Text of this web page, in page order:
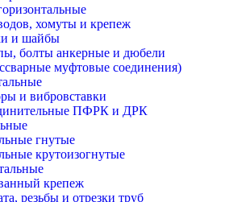
хомуты и крепеж
и шайбы
болты анкерные и дюбели
муфтовые соединения)
и вибровставки
ПФРК и ДРК
гнутые
крутоизогнутые
крепеж
резьбы и отрезки труб